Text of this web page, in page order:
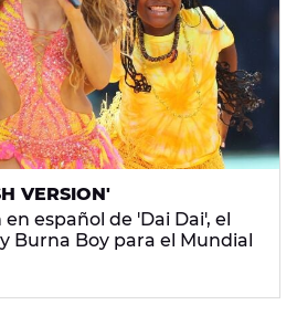
VERSION'
español de 'Dai Dai', el
Burna Boy para el Mundial